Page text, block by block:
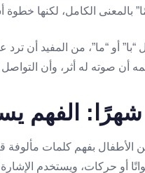
بالمعنى الكامل، لكنها خطوة
أو “ما”، من المفيد أن
أن صوته له أثر، وأن
الأطفال بفهم كلمات
أو حركات، ويستخدم